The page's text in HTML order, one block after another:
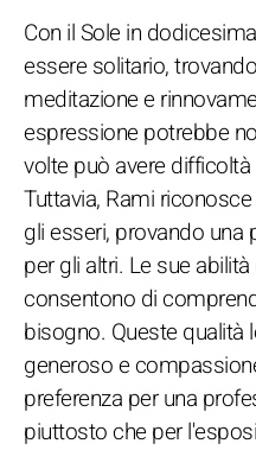
Con il Sole in
essere solitario,
meditazione e
espressione potrebbe
volte può avere
Tuttavia, Rami
gli esseri, provando
per gli altri. Le sue
consentono di
bisogno. Queste
generoso e
preferenza per una
piuttosto che per